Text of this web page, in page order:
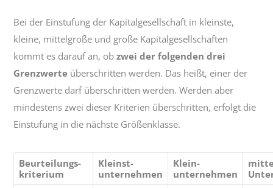
Bei der Einstufung der Kapitalgesellschaft in kleinste,
kleine, mittelgroße und große Kapitalgesellschaften
kommt es darauf an, obzwei der folgenden drei
Grenzwerte überschritten werden. Das heißt, einer der
Grenzwerte darf überschritten werden. Werden aber
mindestens zwei dieser Kriterien überschritten, erfolgt die
Einstufung in die nächste Größenklasse.
Beurteilungs-
kriterium
Kleinst-
unternehmen
Klein-
unternehmen